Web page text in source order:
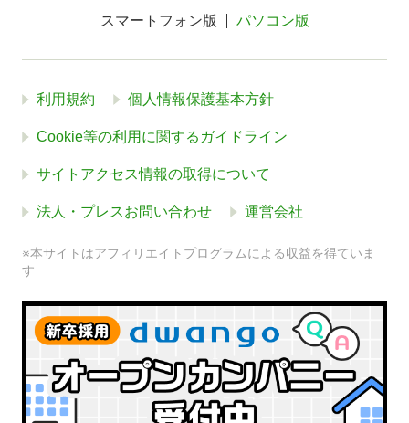
スマートフォン版 パソコン版
利用規約 個人情報保護基本方針
Cookie等の利用に関するガイドライン
サイトアクセス情報の取得について
法人・プレスお問い合わせ 運営会社
※本サイトはアフィリエイトプログラムによる収益を得ていま
す